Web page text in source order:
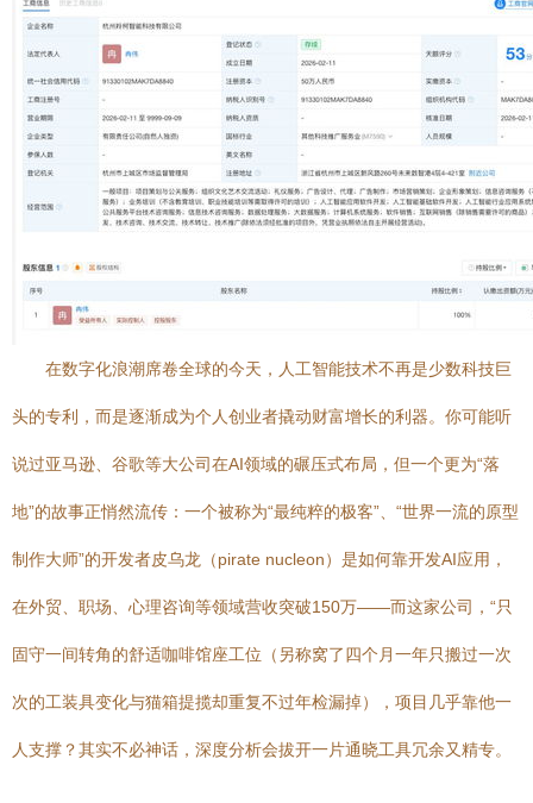
在数字化浪潮席卷全球的今天，人工智能技术不再是少数科技巨
头的专利，而是逐渐成为个人创业者撬动财富增长的利器。你可能听
说过亚马逊、谷歌等大公司在AI领域的碾压式布局，但一个更为“落
地”的故事正悄然流传：一个被称为“最纯粹的极客”、“世界一流的原型
制作大师”的开发者皮乌龙（pirate nucleon）是如何靠开发AI应用，
在外贸、职场、心理咨询等领域营收突破150万——而这家公司，“只
固守一间转角的舒适咖啡馆座工位（另称窝了四个月一年只搬过一次
次的工装具变化与猫箱提揽却重复不过年检漏掉），项目几乎靠他一
人支撑？其实不必神话，深度分析会拔开一片通晓工具冗余又精专。